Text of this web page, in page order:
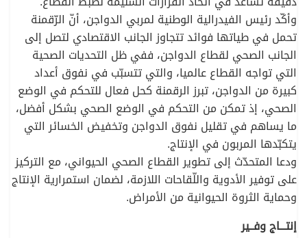
وأكّد رئيس الفيدرالية الوطنية لمربي الدواجن، أنّ الرّقمنة
تحمل في طياتها فوائد تتجاوز الجانب الاقتصادي لتصل إلى
الجانب الصحي لقطاع الدواجن، ففي ظل التحديات الصحية
التي تواجه القطاع عالميا، والتي تتسبّب في نفوق أعداد
كبيرة من الدواجن، تبرز الرقمنة كحل فعال للتحكم في الوضع
الصحي، إذ تمكن من التحكم في الوضع الصحي بشكل أفضل،
ما يساهم في تقليل نفوق الدواجن وتخفيض الخسائر التي
يتكبّدها المربون في الإنتاج.
ودعا المتحدّث إلى تطوير القطاع الصحي الحيواني، مع التركيز
على توفير الأدوية واللّقاحات اللازمة، لضمان استمرارية الإنتاج
وحماية الثروة الحيوانية من الأمراض.
إنتـــاج وفــير